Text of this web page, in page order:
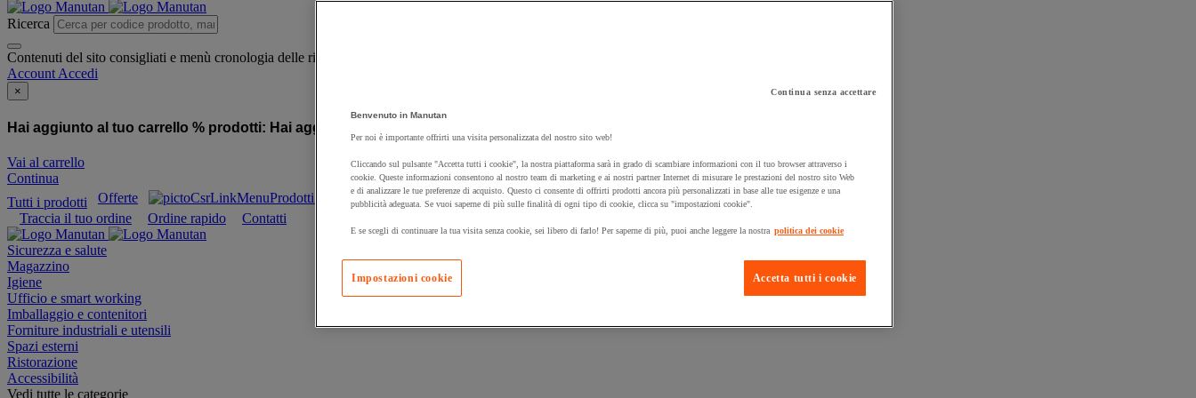
Ricerca
Contenuti del sito consigliati e menù cronologia delle ricerche
Account Accedi
×
Hai aggiunto al tuo carrello % prodotti: Hai aggiunto al tuo carrello un prodotto:
Vai al carrello
Continua
Tutti i prodotti
Offerte Prodotti sostenibili Manutan Expert
Prodotti in pronta consegna
Traccia il tuo ordine
Ordine rapido Contatti
Sicurezza e salute
Magazzino
Igiene
Ufficio e smart working
Imballaggio e contenitori
Forniture industriali e utensili
Spazi esterni
Ristorazione
Accessibilità
Vedi tutte le categorie
Continua senza accettare
Benvenuto in Manutan
Per noi è importante offrirti una visita personalizzata del nostro sito web!
Cliccando sul pulsante "Accetta tutti i cookie", la nostra piattaforma sarà in grado di scambiare informazioni con il tuo browser attraverso i
cookie. Queste informazioni consentono al nostro team di marketing e ai nostri partner Internet di misurare le prestazioni del nostro sito Web
e di analizzare le tue preferenze di acquisto. Questo ci consente di offrirti prodotti ancora più personalizzati in base alle tue esigenze e una
pubblicità adeguata. Se vuoi saperne di più sulle finalità di ogni tipo di cookie, clicca su "impostazioni cookie".
E se scegli di continuare la tua visita senza cookie, sei libero di farlo! Per saperne di più, puoi anche leggere la nostra politica dei cookie
Accetta tutti i cookie
Impostazioni cookie